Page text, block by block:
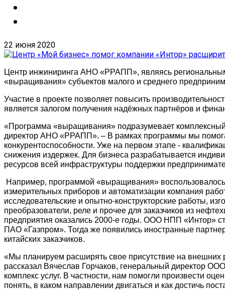
22 июня 2020
Центр инжиниринга АНО «РРАПП», являясь
«выращивания» субъектов малого и среднего
Участие в проекте позволяет повысить
является залогом получения надёжных партнёров и
«Программа «выращивания» подразумевает
директор АНО «РРАПП». – В рамках программы мы
конкурентоспособности. Уже на первом этапе -
снижения издержек. Для бизнеса разрабатывается
ресурсов всей инфраструктуры поддержки
Например, программой «выращивания»
измерительных приборов и автоматизации компания
исследовательские и опытно-конструкторские работы,
преобразователи, реле и прочее для заказчиков из
предприятия оказались 2000-е годы. ООО НПП «Интор»
ПАО «Газпром». Тогда же появились иностранные
китайских заказчиков.
«Мы планируем расширять свое присутствие на внешних
рассказал Вячеслав Горчаков, генеральный директор
комплекс услуг. В частности, нам помогли произвести
понять, в каком направлении двигаться и как достичь